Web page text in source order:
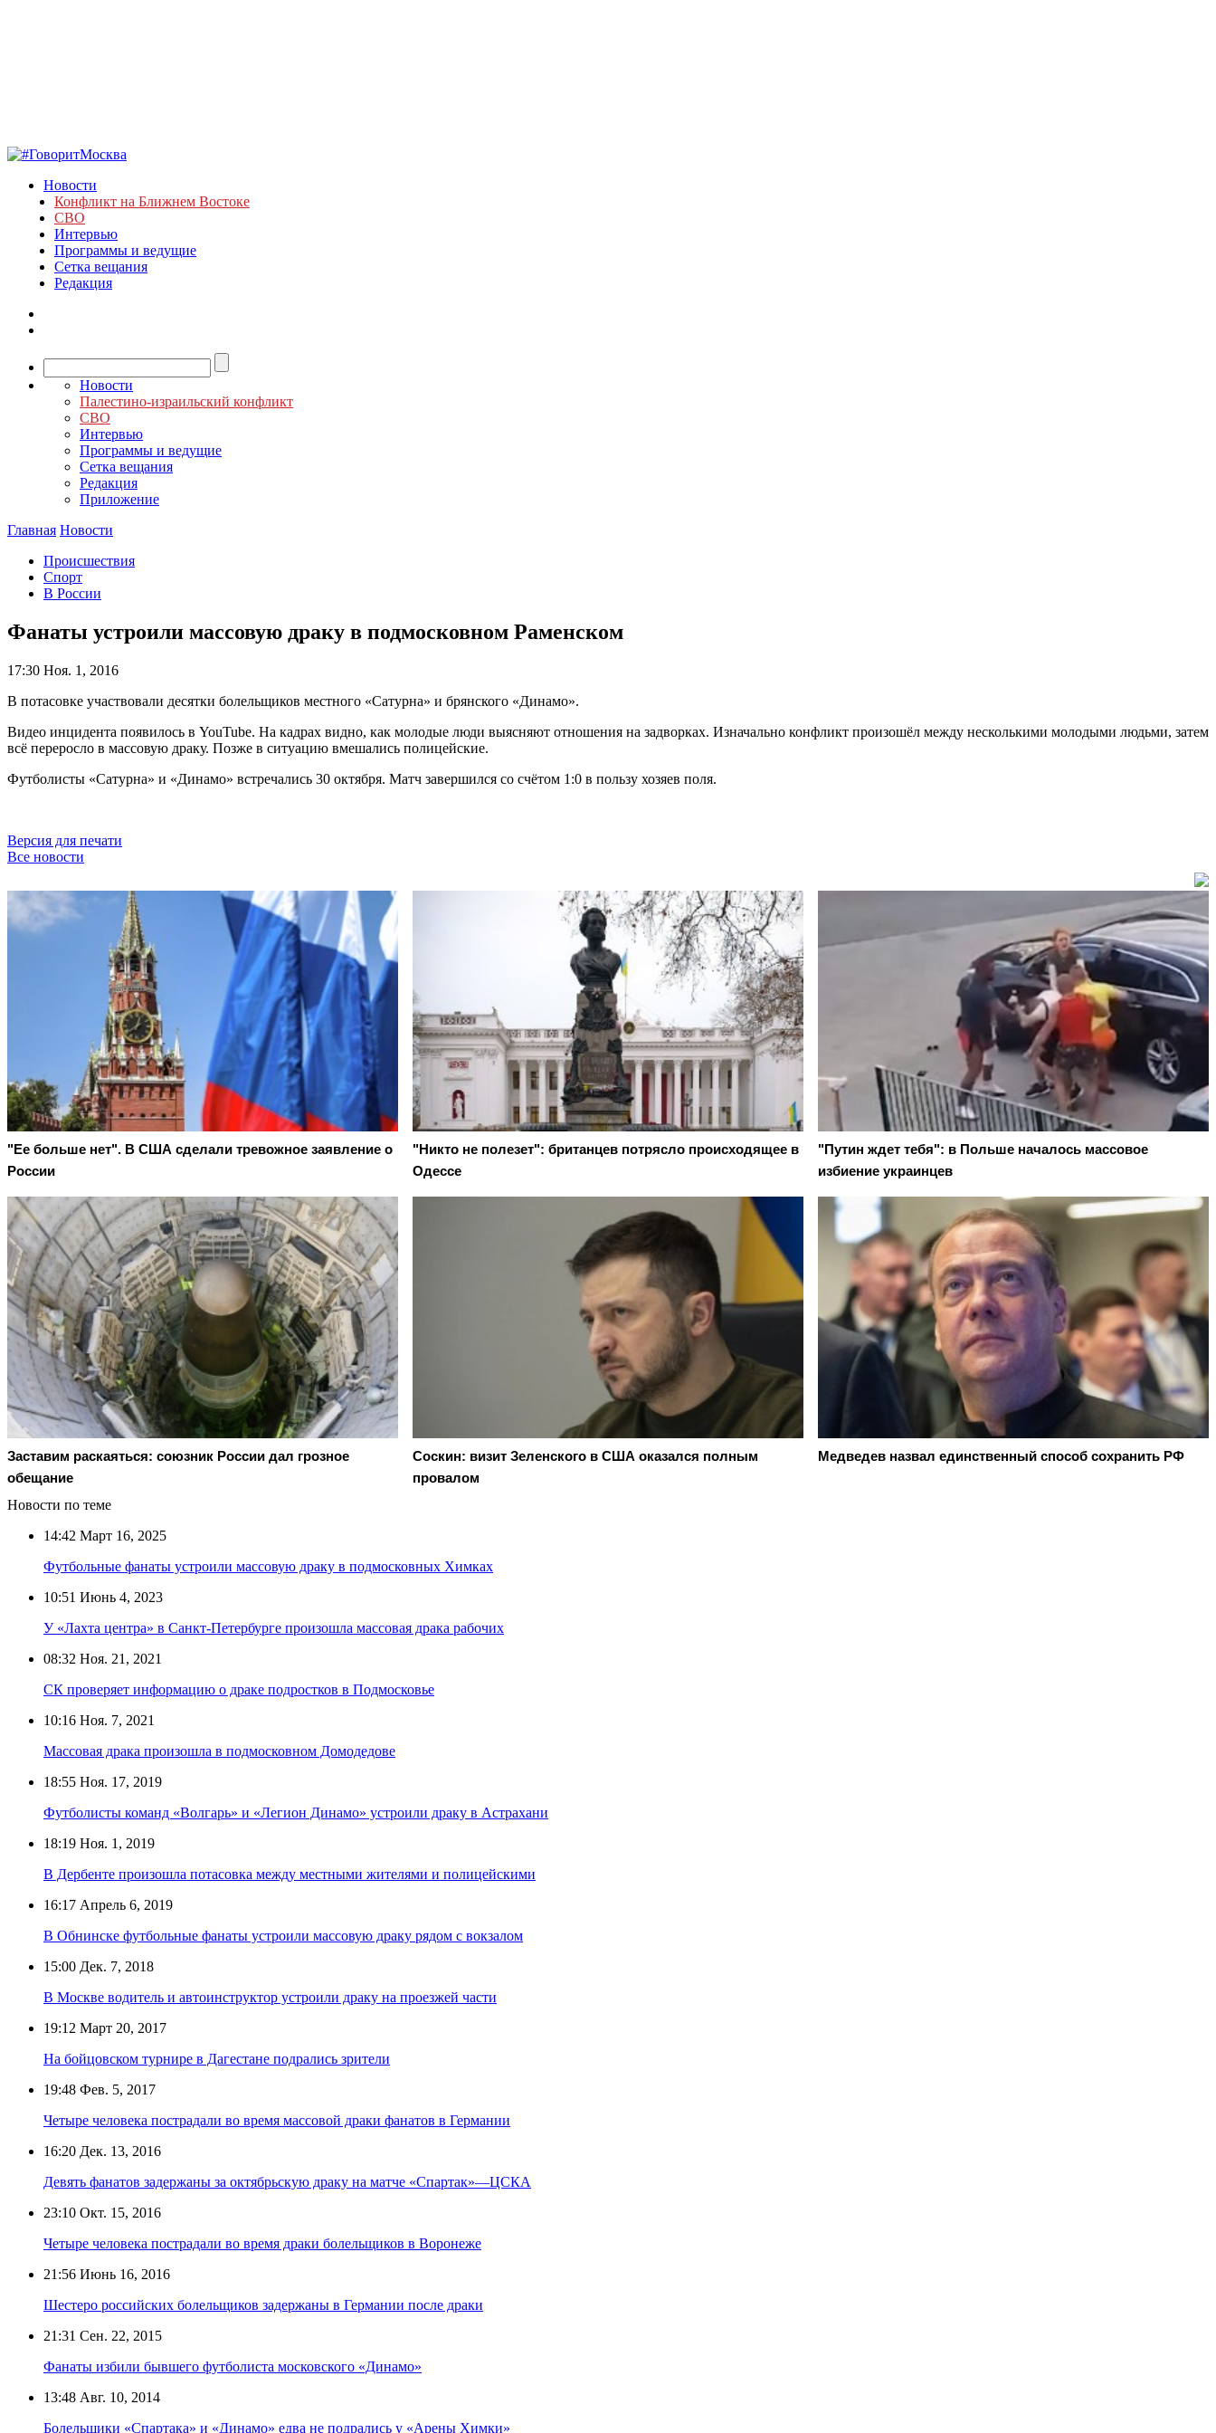
Новости
Конфликт на Ближнем Востоке
СВО
Интервью
Программы и ведущие
Сетка вещания
Редакция
Новости
Палестино-израильский конфликт
СВО
Интервью
Программы и ведущие
Сетка вещания
Редакция
Приложение
Главная Новости
Происшествия
Спорт
В России
Фанаты устроили массовую драку в подмосковном Раменском
17:30 Ноя. 1, 2016
В потасовке участвовали десятки болельщиков местного «Сатурна» и брянского «Динамо».
Видео инцидента появилось в YouTube. На кадрах видно, как молодые люди выясняют отношения на задворках. Изначально конфликт произошёл между несколькими молодыми людьми, затем
всё переросло в массовую драку. Позже в ситуацию вмешались полицейские.
Футболисты «Сатурна» и «Динамо» встречались 30 октября. Матч завершился со счётом 1:0 в пользу хозяев поля.
Версия для печати
Все новости
"Ее больше нет". В США сделали тревожное заявление о
России
"Никто не полезет": британцев потрясло происходящее в
Одессе
"Путин ждет тебя": в Польше началось массовое
избиение украинцев
Заставим раскаяться: союзник России дал грозное
обещание
Соскин: визит Зеленского в США оказался полным
провалом
Медведев назвал единственный способ сохранить РФ
Новости по теме
14:42 Март 16, 2025
Футбольные фанаты устроили массовую драку в подмосковных Химках
10:51 Июнь 4, 2023
У «Лахта центра» в Санкт-Петербурге произошла массовая драка рабочих
08:32 Ноя. 21, 2021
СК проверяет информацию о драке подростков в Подмосковье
10:16 Ноя. 7, 2021
Массовая драка произошла в подмосковном Домодедове
18:55 Ноя. 17, 2019
Футболисты команд «Волгарь» и «Легион Динамо» устроили драку в Астрахани
18:19 Ноя. 1, 2019
В Дербенте произошла потасовка между местными жителями и полицейскими
16:17 Апрель 6, 2019
В Обнинске футбольные фанаты устроили массовую драку рядом с вокзалом
15:00 Дек. 7, 2018
В Москве водитель и автоинструктор устроили драку на проезжей части
19:12 Март 20, 2017
На бойцовском турнире в Дагестане подрались зрители
19:48 Фев. 5, 2017
Четыре человека пострадали во время массовой драки фанатов в Германии
16:20 Дек. 13, 2016
Девять фанатов задержаны за октябрьскую драку на матче «Спартак»—ЦСКА
23:10 Окт. 15, 2016
Четыре человека пострадали во время драки болельщиков в Воронеже
21:56 Июнь 16, 2016
Шестеро российских болельщиков задержаны в Германии после драки
21:31 Сен. 22, 2015
Фанаты избили бывшего футболиста московского «Динамо»
13:48 Авг. 10, 2014
Болельщики «Спартака» и «Динамо» едва не подрались у «Арены Химки»